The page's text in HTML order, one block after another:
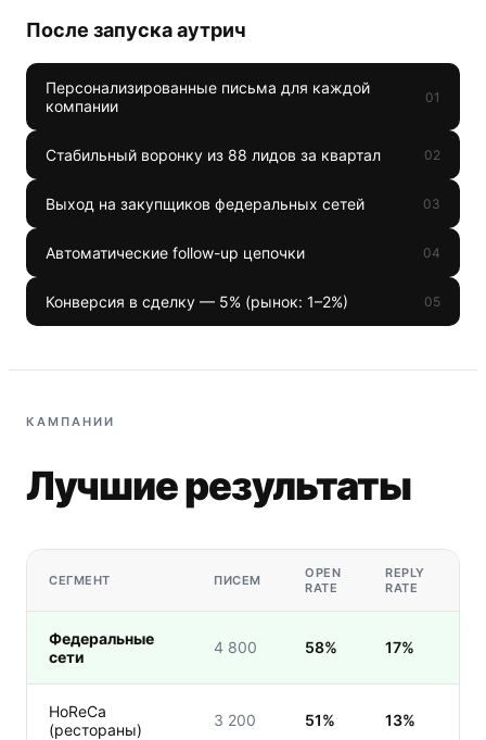
После запуска аутрич
Персонализированные письма для каждой
компании
01
Стабильный воронку из 88 лидов за квартал 02
Выход на закупщиков федеральных сетей 03
Автоматические follow-up цепочки 04
Конверсия в сделку — 5% (рынок: 1–2%) 05
КАМПАНИИ
Лучшие результаты
СЕГМЕНТ ПИСЕМ
OPEN
RATE
REPLY
RATE
Федеральные
сети
4 800 58% 17%
HoReCa
(рестораны)
3 200 51% 13%